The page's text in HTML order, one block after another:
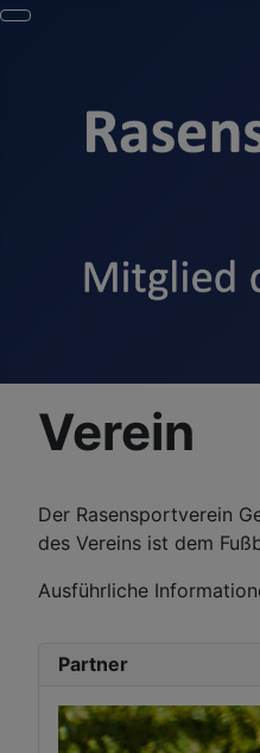
Verein
Der Rasensportverein
des Vereins ist dem
Ausführliche
Partner